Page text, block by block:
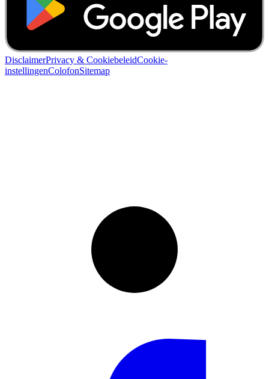
DisclaimerPrivacy & CookiebeleidCookie-
instellingenColofonSitemap